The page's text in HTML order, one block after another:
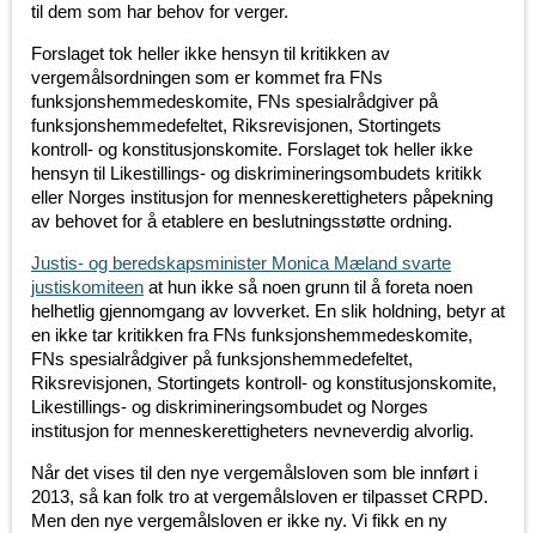
til dem som har behov for verger.
Forslaget tok heller ikke hensyn til kritikken av
vergemålsordningen som er kommet fra FNs
funksjonshemmedeskomite, FNs spesialrådgiver på
funksjonshemmedefeltet, Riksrevisjonen, Stortingets
kontroll- og konstitusjonskomite. Forslaget tok heller ikke
hensyn til Likestillings- og diskrimineringsombudets kritikk
eller Norges institusjon for menneskerettigheters påpekning
av behovet for å etablere en beslutningsstøtte ordning.
Justis- og beredskapsminister Monica Mæland svarte
justiskomiteen at hun ikke så noen grunn til å foreta noen
helhetlig gjennomgang av lovverket. En slik holdning, betyr at
en ikke tar kritikken fra FNs funksjonshemmedeskomite,
FNs spesialrådgiver på funksjonshemmedefeltet,
Riksrevisjonen, Stortingets kontroll- og konstitusjonskomite,
Likestillings- og diskrimineringsombudet og Norges
institusjon for menneskerettigheters nevneverdig alvorlig.
Når det vises til den nye vergemålsloven som ble innført i
2013, så kan folk tro at vergemålsloven er tilpasset CRPD.
Men den nye vergemålsloven er ikke ny. Vi fikk en ny